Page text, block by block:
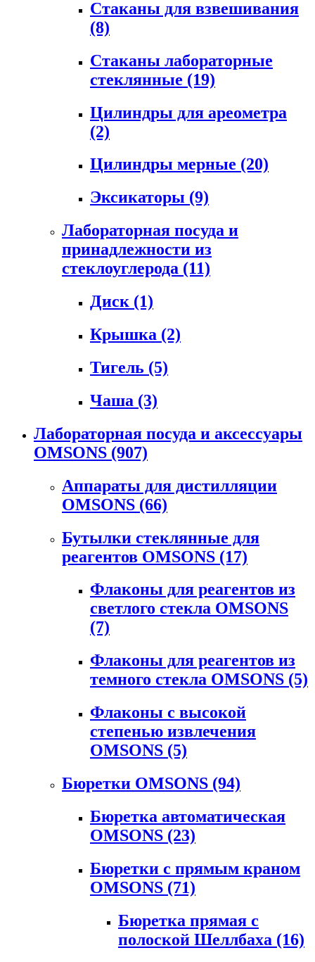
Стаканы для взвешивания
(8)
Стаканы лабораторные
стеклянные (19)
Цилиндры для ареометра
(2)
Цилиндры мерные (20)
Эксикаторы (9)
Лабораторная посуда и
принадлежности из
стеклоуглерода (11)
Диск (1)
Крышка (2)
Тигель (5)
Чаша (3)
Лабораторная посуда и аксессуары
OMSONS (907)
Аппараты для дистилляции
OMSONS (66)
Бутылки стеклянные для
реагентов OMSONS (17)
Флаконы для реагентов из
светлого стекла OMSONS
(7)
Флаконы для реагентов из
темного стекла OMSONS (5)
Флаконы с высокой
степенью извлечения
OMSONS (5)
Бюретки OMSONS (94)
Бюретка автоматическая
OMSONS (23)
Бюретки с прямым краном
OMSONS (71)
Бюретка прямая с
полоской Шеллбаха (16)